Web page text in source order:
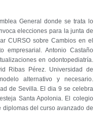
General donde se trata lo
elecciones para la junta de
CURSO sobre Cambios en el
empresarial. Antonio Castaño
en odontopediatría.
Ribas Pérez. Universidad de
alternativo y necesario.
de Sevilla. El dia 9 se celebra
Santa Apolonia. El colegio
del curso avanzado de